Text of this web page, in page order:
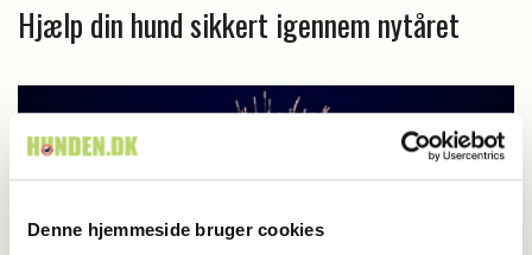
Denne hjemmeside bruger cookies
Hjælp din hund sikkert igennem nytåret